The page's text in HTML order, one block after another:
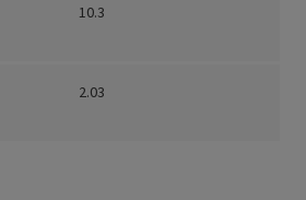
10.3
2.03